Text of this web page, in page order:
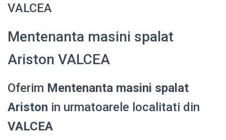
VALCEA
Mentenanta masini spalat
Ariston VALCEA
Oferim Mentenanta masini spalat
Ariston in urmatoarele localitati din
VALCEA